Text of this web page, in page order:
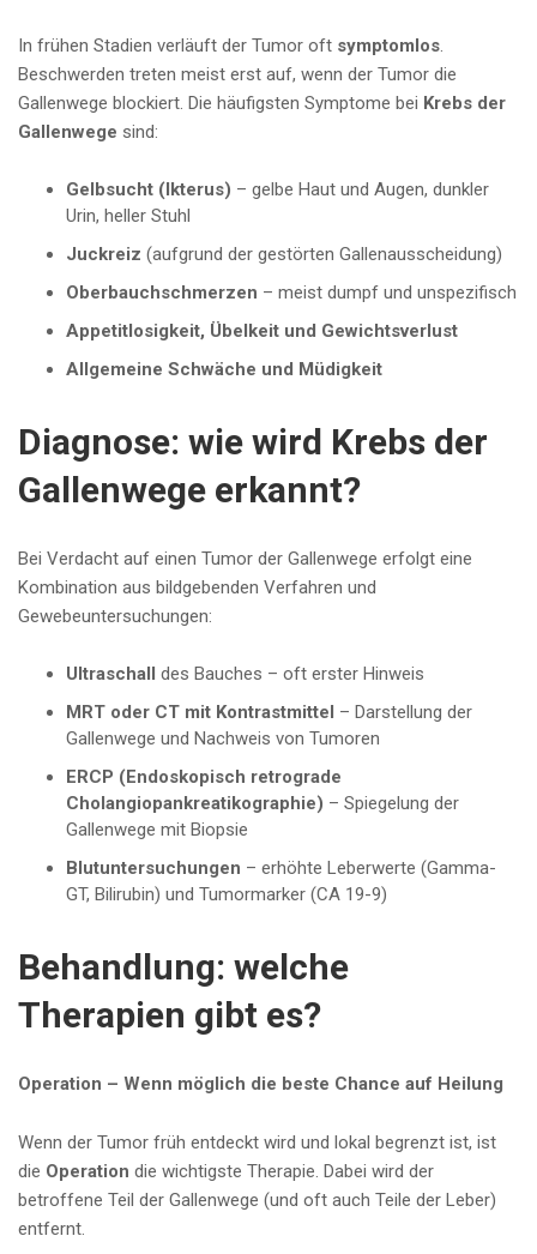
In frühen Stadien verläuft der Tumor oft symptomlos.
Beschwerden treten meist erst auf, wenn der Tumor die
Gallenwege blockiert. Die häufigsten Symptome bei Krebs der
Gallenwege sind:
Gelbsucht (Ikterus) – gelbe Haut und Augen, dunkler
Urin, heller Stuhl
Juckreiz (aufgrund der gestörten Gallenausscheidung)
Oberbauchschmerzen – meist dumpf und unspezifisch
Appetitlosigkeit, Übelkeit und Gewichtsverlust
Allgemeine Schwäche und Müdigkeit
Diagnose: wie wird Krebs der
Gallenwege erkannt?
Bei Verdacht auf einen Tumor der Gallenwege erfolgt eine
Kombination aus bildgebenden Verfahren und
Gewebeuntersuchungen:
Ultraschall des Bauches – oft erster Hinweis
MRT oder CT mit Kontrastmittel – Darstellung der
Gallenwege und Nachweis von Tumoren
ERCP (Endoskopisch retrograde
Cholangiopankreatikographie) – Spiegelung der
Gallenwege mit Biopsie
Blutuntersuchungen – erhöhte Leberwerte (Gamma-
GT, Bilirubin) und Tumormarker (CA 19-9)
Behandlung: welche
Therapien gibt es?
Operation – Wenn möglich die beste Chance auf Heilung
Wenn der Tumor früh entdeckt wird und lokal begrenzt ist, ist
die Operation die wichtigste Therapie. Dabei wird der
betroffene Teil der Gallenwege (und oft auch Teile der Leber)
entfernt.